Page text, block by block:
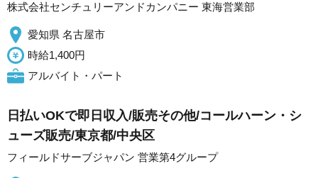
株式会社センチュリーアンドカンパニー 東海営業部
愛知県 名古屋市
時給1,400円
アルバイト・パート
日払いOKで即日収入/販売その他/コールハーン・シ
ューズ販売/東京都/中央区
フィールドサーブジャパン 営業第4グループ